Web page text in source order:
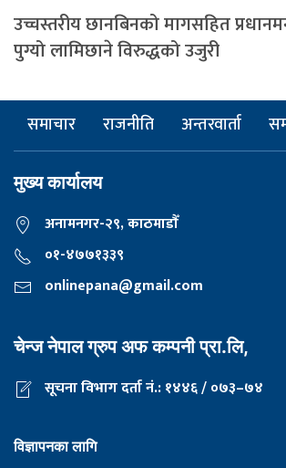
उच्चस्तरीय छानबिनको मागसहित
पुग्यो लामिछाने विरुद्धको उजुरी
समाचार राजनीति अन्तरवार्ता
मुख्य कार्यालय
अनामनगर-२९, काठमाडाैँ
०१-४७७१३३९
onlinepana@gmail.com
चेन्ज नेपाल ग्रुप अफ कम्पनी प्रा.लि,
सूचना विभाग दर्ता नं.: १४४६ / ०७३–७४
विज्ञापनका लागि